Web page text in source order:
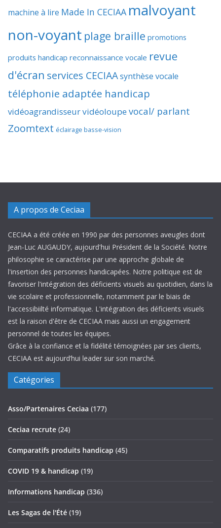
machine à lire Made In CECIAA malvoyant
non-voyant plage braille promotions
produits handicap reconnaissance vocale revue
d'écran services CECIAAsynthèse vocale
téléphonie adaptée handicap
vidéoagrandisseurvidéoloupevocal/ parlant
Zoomtext éclairage basse-vision
A propos de Ceciaa
CECIAA a été créée en 1990 par des personnes aveugles dont
Jean-Luc AUGAUDY, aujourd'hui Président de la Société. Notre
philosophie se caractérise par une approche globale de
l'insertion des personnes handicapées. Notre politique est de
favoriser l'intégration des déficients visuels au quotidien, dans la
vie scolaire et professionnelle, notamment par le biais de
l'accessibiilté informatique. L'intégration des déficients visuels
est la raison d'être de CECIAA mais aussi un engagement
personnel de toutes les équipes.
Grâce à la confiance et la fidélité témoignées par ses clients,
CECIAA est aujourd’hui leader sur son marché.
Catégories
Asso/Partenaires Ceciaa (177)
Ceciaa recrute (24)
Comparatifs produits handicap (45)
COVID 19 & handicap (19)
Informations handicap (336)
Les Sagas de l'Été (19)